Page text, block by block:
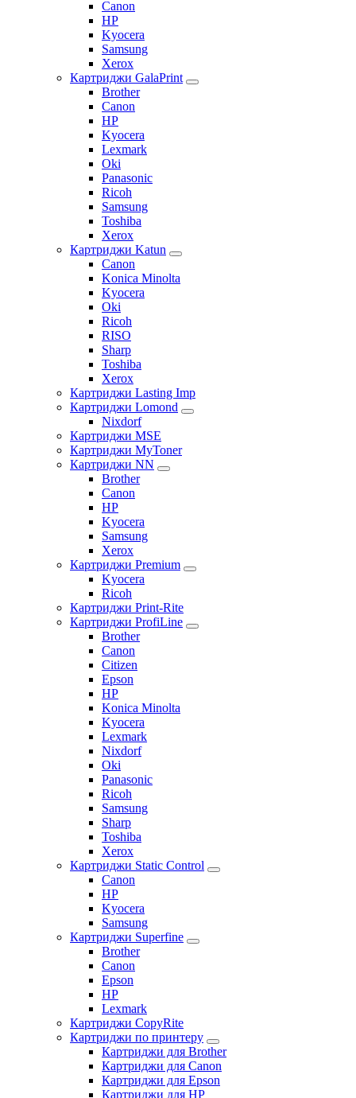
Canon
HP
Kyocera
Samsung
Xerox
Картриджи GalaPrint
Brother
Canon
HP
Kyocera
Lexmark
Oki
Panasonic
Ricoh
Samsung
Toshiba
Xerox
Картриджи Katun
Canon
Konica Minolta
Kyocera
Oki
Ricoh
RISO
Sharp
Toshiba
Xerox
Картриджи Lasting Imp
Картриджи Lomond
Nixdorf
Картриджи MSE
Картриджи MyToner
Картриджи NN
Brother
Canon
HP
Kyocera
Samsung
Xerox
Картриджи Premium
Kyocera
Ricoh
Картриджи Print-Rite
Картриджи ProfiLine
Brother
Canon
Citizen
Epson
HP
Konica Minolta
Kyocera
Lexmark
Nixdorf
Oki
Panasonic
Ricoh
Samsung
Sharp
Toshiba
Xerox
Картриджи Static Control
Canon
HP
Kyocera
Samsung
Картриджи Superfine
Brother
Canon
Epson
HP
Lexmark
Картриджи CopyRite
Картриджи по принтеру
Картриджи для Brother
Картриджи для Canon
Картриджи для Epson
Картриджи для HP